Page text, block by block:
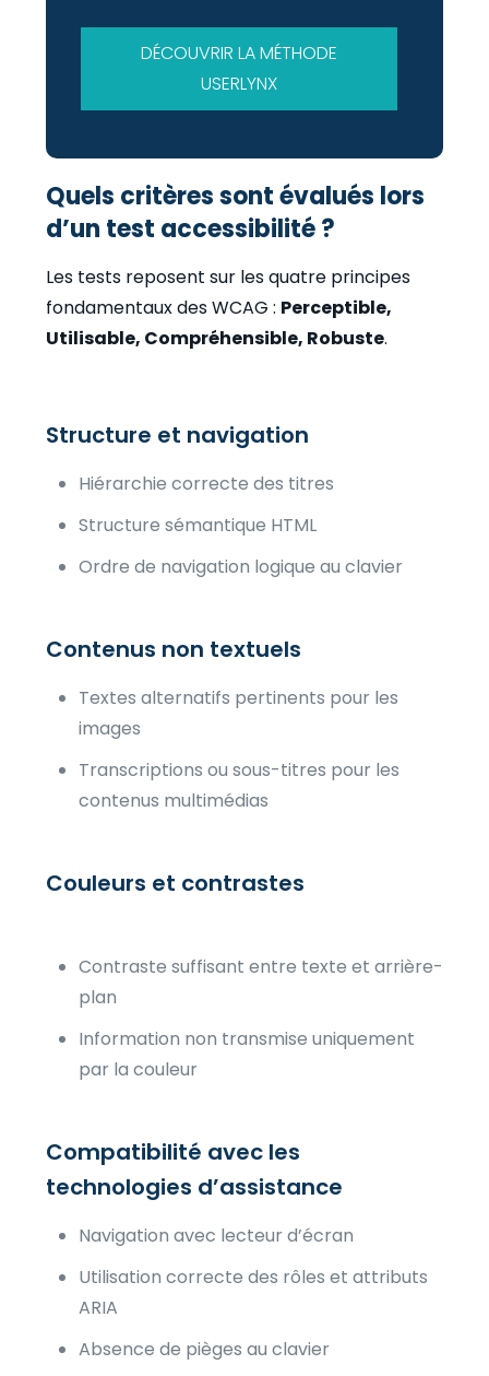
DÉCOUVRIR LA MÉTHODE
USERLYNX
Quels critères sont évalués lors
d’un test accessibilité ?
Les tests reposent sur les quatre principes
fondamentaux des WCAG : Perceptible,
Utilisable, Compréhensible, Robuste.
Structure et navigation
Hiérarchie correcte des titres
Structure sémantique HTML
Ordre de navigation logique au clavier
Contenus non textuels
Textes alternatifs pertinents pour les
images
Transcriptions ou sous-titres pour les
contenus multimédias
Couleurs et contrastes
Contraste suffisant entre texte et arrière-
plan
Information non transmise uniquement
par la couleur
Compatibilité avec les
technologies d’assistance
Navigation avec lecteur d’écran
Utilisation correcte des rôles et attributs
ARIA
Absence de pièges au clavier